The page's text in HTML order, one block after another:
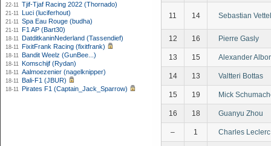
22-11 Tjif-Tjaf Racing 2022 (Thornado)
21-11 Luci (luciferhout)
21-11 Spa Eau Rouge (budha)
21-11 F1 AP (Bart30)
18-11 DatditkaninNederland (Tassendief)
18-11 FixitFrank Racing (fixitfrank)
18-11 Bandit Weelz (GunBee...)
18-11 Komschijf (Rydan)
18-11 Aalmoezenier (nagelknipper)
18-11 Bali-F1 (JBUR)
18-11 Pirates F1 (Captain_Jack_Sparrow)
11 14 Sebastian Vettel
12 16 Pierre Gasly
13 15 Alexander
14 13 Valtteri Bottas
15 19 Mick
16 18 Guanyu Zhou
– 1 Charles Leclerc